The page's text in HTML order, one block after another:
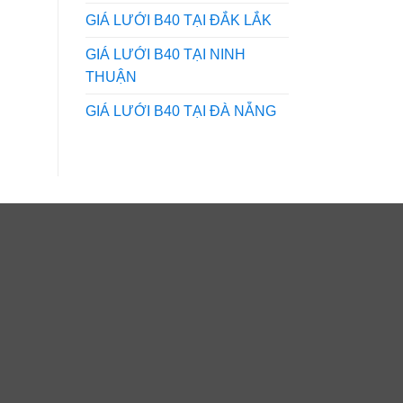
GIÁ LƯỚI B40 TẠI ĐẮK LẮK
GIÁ LƯỚI B40 TẠI NINH
THUẬN
GIÁ LƯỚI B40 TẠI ĐÀ NẴNG